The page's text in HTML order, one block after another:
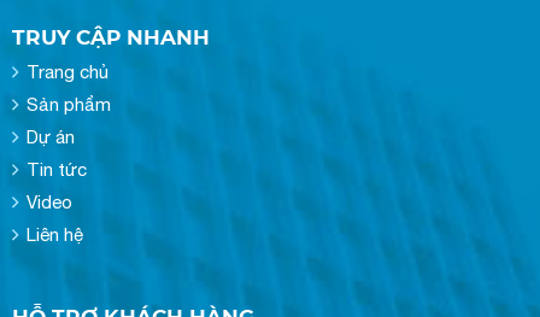
TRUY CẬP NHANH
Trang chủ
Sản phẩm
Dự án
Tin tức
Video
Liên hệ